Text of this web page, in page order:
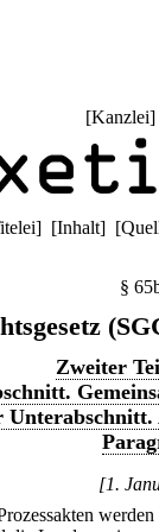
[Kanzlei
] [Inhalt] [
§
Zweiter
Unterabschnitt.
[1.